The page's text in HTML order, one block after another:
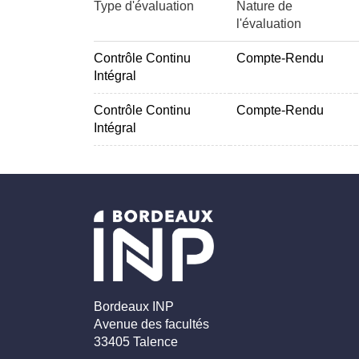
Type d'évaluation
Nature de
l'évaluation
Contrôle Continu
Intégral
Compte-Rendu
Contrôle Continu
Intégral
Compte-Rendu
Bordeaux INP
Avenue des facultés
33405 Talence